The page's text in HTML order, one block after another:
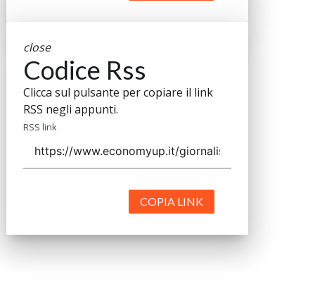
close
Codice Rss
Clicca sul pulsante per copiare il link
RSS negli appunti.
RSS link
COPIA LINK